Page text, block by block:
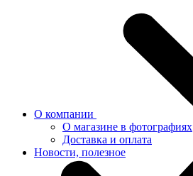
О компании
О магазине в фотографиях
Доставка и оплата
Новости, полезное